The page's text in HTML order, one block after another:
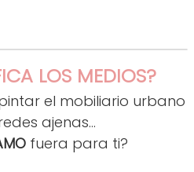
LOS MEDIOS?
el mobiliario urbano
ajenas...
fuera para ti?